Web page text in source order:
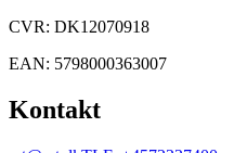
CVR: DK12070918
EAN: 5798000363007
Kontakt